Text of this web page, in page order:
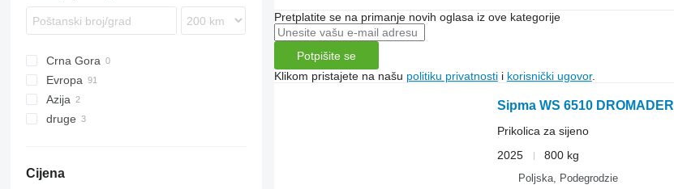
Crna Gora
Evropa
Poljska
Azija
Uzbekistan
druge
Cijena
Pretplatite se na primanje novih oglasa iz ove kategorije
Potpišite se
Klikom pristajete na našu politiku privatnostii korisnički ugovor.
Sipma WS 6510 DROMADER
Prikolica za sijeno
2025
800 kg
Poljska, Podegrodzie